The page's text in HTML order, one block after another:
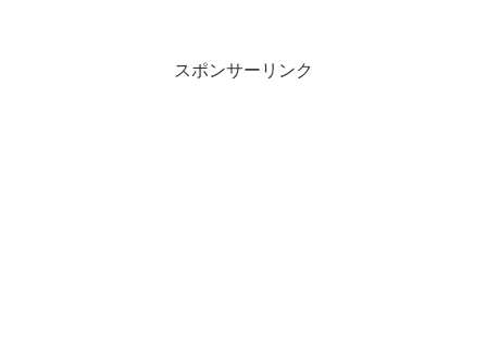
スポンサーリンク